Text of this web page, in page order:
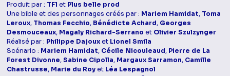
Produit par : TF1 et Plus belle prod
Une bible et des personnages créés par : Mariem Hamidat, Toma
Leroux, Thomas Fecchio, Bénédicte Achard, Georges
Desmouceaux, Magaly Richard-Serrano et Olivier Szulzynger
Réalisé par : Philippe Dajouxet Lionel Smila
Scénario : Mariem Hamidat, Cécile Nicouleaud, Pierre de La
Forest Divonne,Sabine Cipolla, Margaux Sarramon, Camille
Chastrusse, Marie du Royet Léa Lespagnol